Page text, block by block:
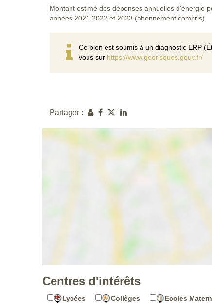
Montant estimé des dépenses annuelles d'énergie
années 2021,2022 et 2023 (abonnement compris).
Ce bien est soumis à un diagnostic ERP
vous sur https://www.georisques.gouv.fr/
Partager :
Centres d'intérêts
Lycées Collèges Ecoles